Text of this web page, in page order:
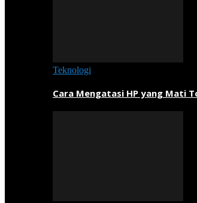
Teknologi
Cara Mengatasi HP yang Mati